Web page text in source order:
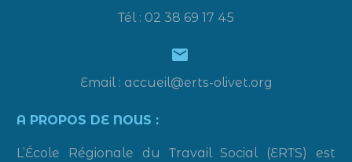
Tél : 02 38 69 17 45


Email : accueil@erts-olivet.org
A PROPOS DE NOUS :
L’École Régionale du Travail Social (ERTS) est